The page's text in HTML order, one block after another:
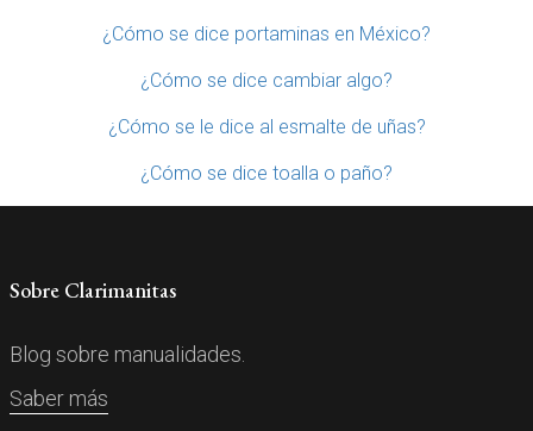
¿Cómo se dice portaminas en México?
¿Cómo se dice cambiar algo?
¿Cómo se le dice al esmalte de uñas?
¿Cómo se dice toalla o paño?
Sobre Clarimanitas
Blog sobre manualidades.
Saber más